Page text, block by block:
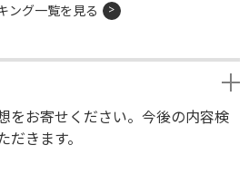
ング一覧を見る
をお寄せください。今後の内容検
きます。